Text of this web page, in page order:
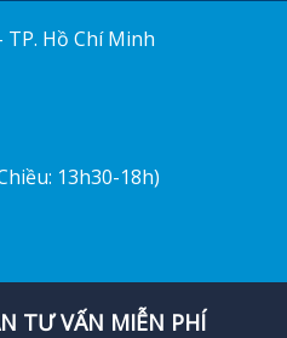
Hồ Chí Minh
13h30-18h)
TƯ VẤN MIỄN PHÍ